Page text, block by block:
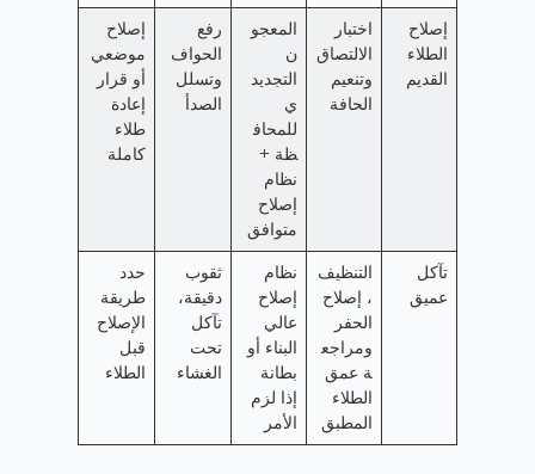
إصلاح
الطلاء
القديم
اختبار
الالتصاق
وتنعيم
الحافة
المعجو
ن
التجديد
ي
للمحاف
ظة +
نظام
إصلاح
متوافق
رفع
الحواف
وتسلل
الصدأ
إصلاح
موضعي
أو قرار
إعادة
طلاء
كاملة
تآكل
عميق
التنظيف
، إصلاح
الحفر
ومراجع
ة عمق
الطلاء
المطبق
نظام
إصلاح
عالي
البناء أو
بطانة
إذا لزم
الأمر
ثقوب
دقيقة،
تآكل
تحت
الغشاء
حدد
طريقة
الإصلاح
قبل
الطلاء